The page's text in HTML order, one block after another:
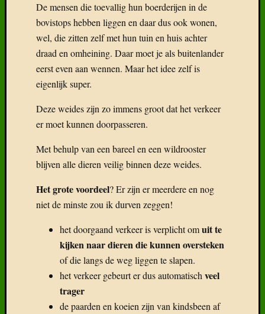
De mensen die toevallig hun boerderijen in de
bovistops hebben liggen en daar dus ook wonen,
wel, die zitten zelf met hun tuin en huis achter
draad en omheining. Daar moet je als buitenlander
eerst even aan wennen. Maar het idee zelf is
eigenlijk super.
Deze weides zijn zo immens groot dat het verkeer
er moet kunnen doorpasseren.
Met behulp van een bareel en een wildrooster
blijven alle dieren veilig binnen deze weides.
Het grote voordeel? Er zijn er meerdere en nog
niet de minste zou ik durven zeggen!
het doorgaand verkeer is verplicht omuit te
kijken naar dieren die kunnen oversteken
of die langs de weg liggen te slapen.
het verkeer gebeurt er dus automatischveel
trager
de paarden en koeien zijn van kindsbeen af